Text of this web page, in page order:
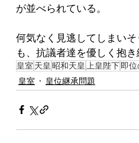
が並べられている。
何気なく見逃してしまい
も、抗議者達を優しく抱
皇室 天皇 昭和天皇 上皇陛下 即
皇室
皇位継承問題